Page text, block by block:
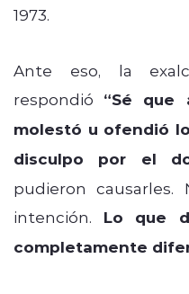
1973.
Ante eso, la
respondió “Sé que
molestó u ofendió
disculpo por el
pudieron
intención. Lo que
completamente